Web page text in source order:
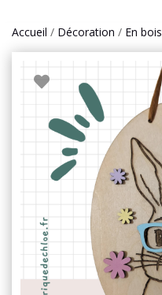
Accueil / Décoration / En bois